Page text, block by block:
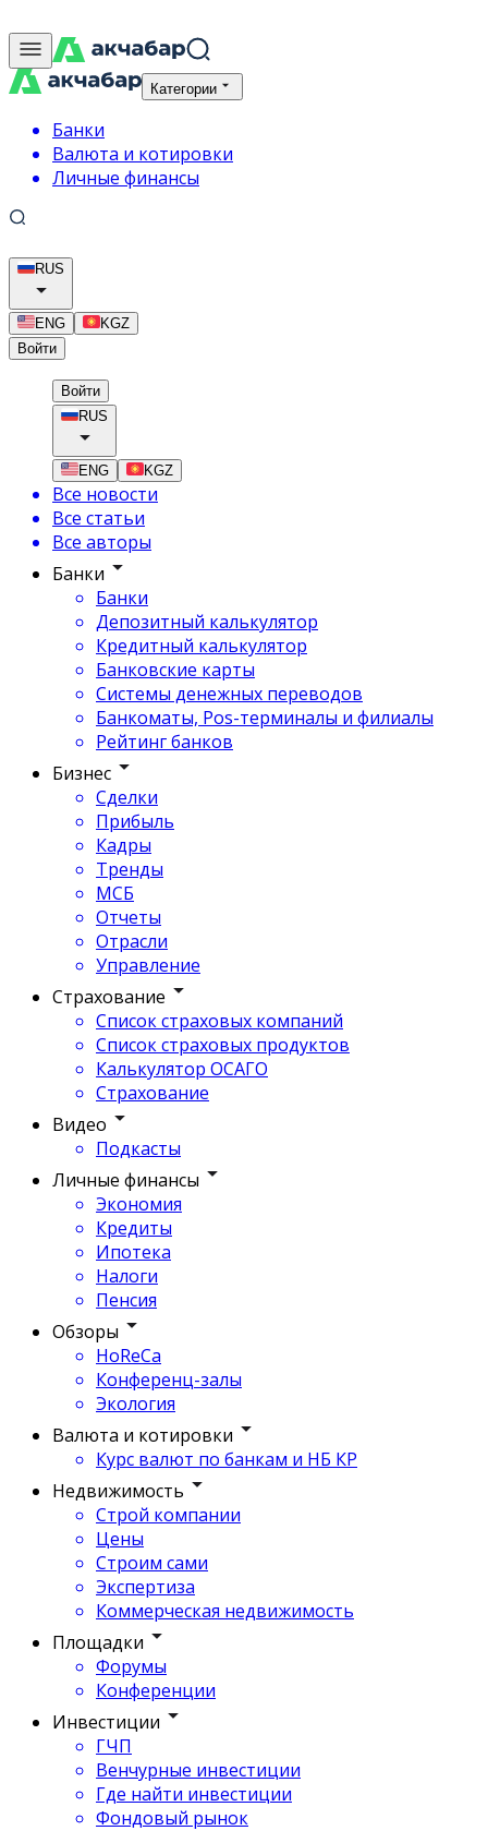
Категории
Банки
Валюта и котировки
Личные финансы
RUS
ENG
KGZ
Войти
Войти
RUS
ENG KGZ
Все новости
Все статьи
Все авторы
Банки
Банки
Депозитный калькулятор
Кредитный калькулятор
Банковские карты
Системы денежных переводов
Банкоматы, Pos-терминалы и филиалы
Рейтинг банков
Бизнес
Сделки
Прибыль
Кадры
Тренды
МСБ
Отчеты
Отрасли
Управление
Страхование
Список страховых компаний
Список страховых продуктов
Калькулятор ОСАГО
Страхование
Видео
Подкасты
Личные финансы
Экономия
Кредиты
Ипотека
Налоги
Пенсия
Обзоры
HoReCa
Конференц-залы
Экология
Валюта и котировки
Курс валют по банкам и НБ КР
Недвижимость
Строй компании
Цены
Строим сами
Экспертиза
Коммерческая недвижимость
Площадки
Форумы
Конференции
Инвестиции
ГЧП
Венчурные инвестиции
Где найти инвестиции
Фондовый рынок